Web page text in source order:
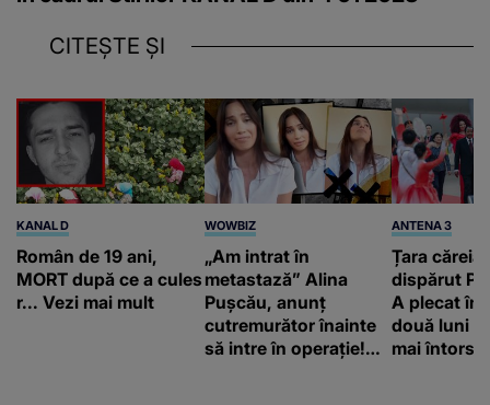
CITEȘTE ȘI
KANAL D
Român de 19 ani,
MORT după ce a cules
r... Vezi mai mult
WOWBIZ
„Am intrat în
metastază” Alina
Pușcău, anunț
cutremurător înainte
să intre în operație!
ANTENA 3
Țara căreia
dispărut
A plecat în
două luni
mai întors